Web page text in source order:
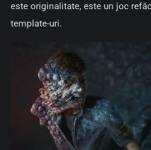
este originalitate, este un joc
template-uri.